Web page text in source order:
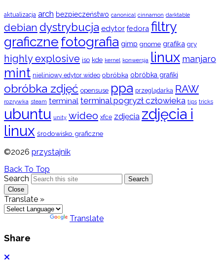
aktualizacja arch bezpieczeństwo canonical cinnamon darktable
debian dystrybucja edytor fedora filtry
graficznefotografia gimp gnome grafika gry
highly explosive iso kde kernel konwersja linux manjaro
mint nieliniowy edytor wideo obróbka obróbka grafiki
obróbka zdjęć opensuse ppa przeglądarka RAW
rozrywka steam terminal terminal pogryzł człowieka tips tricks
ubuntu unity wideo xfce zdjęcia zdjęcia i
linux środowisko graficzne
©2026 przystajnik
Back To Top
Search
Search
Close
Translate »
Translate
Share